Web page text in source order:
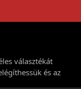
választékát
és az